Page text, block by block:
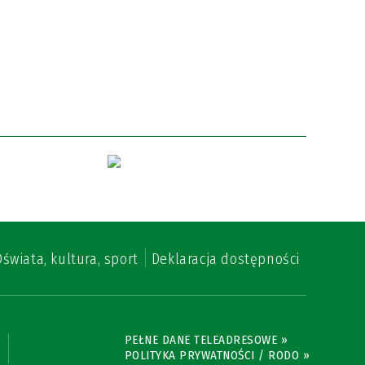
kultura, sport Deklaracja dostępności
PEŁNE DANE TELEADRESOWE »
POLITYKA PRYWATNOŚCI / RODO »